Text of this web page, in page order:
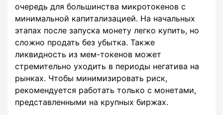
очередь для большинства микротокенов с
минимальной капитализацией. На начальных
этапах после запуска монету легко купить, но
сложно продать без убытка. Также
ликвидность из мем-токенов может
стремительно уходить в периоды негатива на
рынках. Чтобы минимизировать риск,
рекомендуется работать только с монетами,
представленными на крупных биржах.